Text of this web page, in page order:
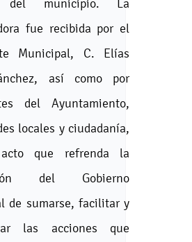
del municipio. La
fue recibida por el
Municipal, C. Elías
así como por
del Ayuntamiento,
locales y ciudadanía,
que refrenda la
del Gobierno
de sumarse, facilitar y
las acciones que